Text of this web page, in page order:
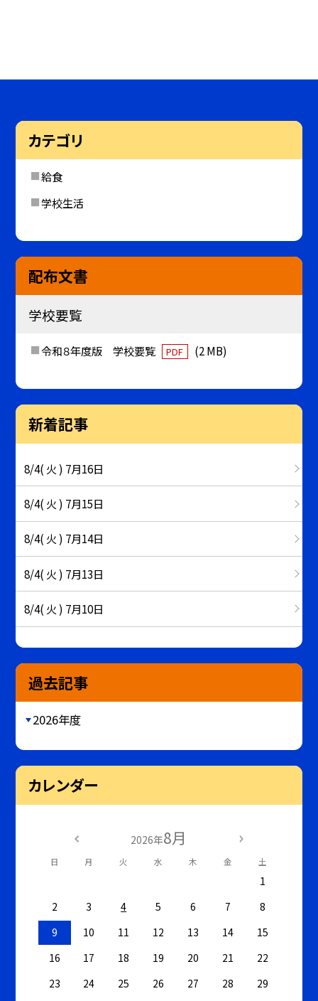
カテゴリ
給食
学校生活
配布文書
学校要覧
令和８年度版 学校要覧 PDF (2 MB)
新着記事
8/4( 火 ) 7月16日
8/4( 火 ) 7月15日
8/4( 火 ) 7月14日
8/4( 火 ) 7月13日
8/4( 火 ) 7月10日
過去記事
2026年度
カレンダー
2026年8月
日 月 火 水 木 金 土
1
2
3 4 5 6 7
8
9
10 11 12 13 14
15
16
17 18 19 20 21
22
23
24 25 26 27 28
29